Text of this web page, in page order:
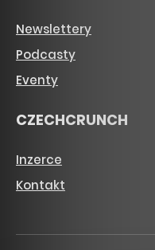
Newslettery
Podcasty
Eventy
CZECHCRUNCH
Inzerce
Kontakt